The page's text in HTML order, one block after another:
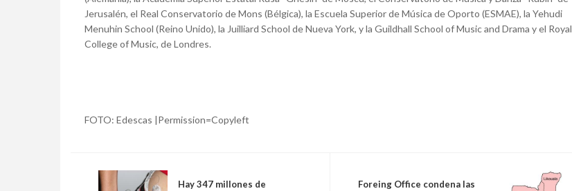
Jerusalén, el Real Conservatorio de Mons (Bélgica), la Escuela Superior de Música de Oporto (ESMAE), la Yehudi
Menuhin School (Reino Unido), la Juilliard School de Nueva York, y la Guildhall School of Music and Drama y el Royal
College of Music, de Londres.
FOTO: Edescas |Permission=Copyleft
Hay 347 millones de
Foreing Office condena las